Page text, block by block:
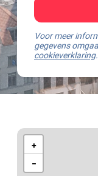
Voor meer
gegevens
cookieverklaring.
Kaart
Antwerpen
+
−